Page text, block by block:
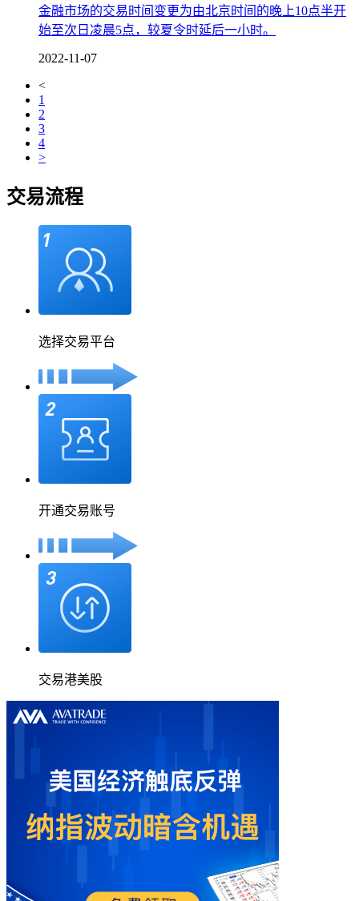
金融市场的交易时间变更为由北京时间的晚上10点半开
始至次日凌晨5点，较夏令时延后一小时。
2022-11-07
<
1
2
3
4
>
交易流程
选择交易平台
开通交易账号
交易港美股